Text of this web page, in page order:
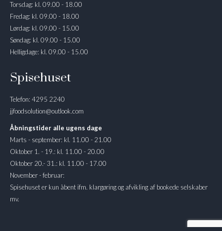
Torsdag: kl. 09.00 - 18.00
Fredag: kl. 09.00 - 18.00
Lørdag: kl. 09.00 - 15.00
Søndag: kl. 09.00 - 15.00
Helligdage: kl. 09.00 - 15.00
Spisehuset
Telefon: 4295 2240
jjfoodsolution@outlook.com
Åbningstider alle ugens dage
Marts - september: kl. 11.00 - 21.00
Oktober 1. - 19.: kl. 11.00 - 20.00
Oktober 20.- 31.: kl. 11.00 - 17.00
November - februar:
Spisehuset er kun åbent ifm. klargøring og afvikling af bookede selskaber
mv.